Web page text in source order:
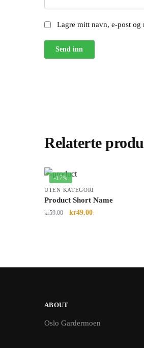
Lagre mitt navn, e-post og
Relaterte
-17%
UTEN KATEGORI
Product Short Name
kr59.00 kr49.00
ABOUT
Oslo Gardermoen